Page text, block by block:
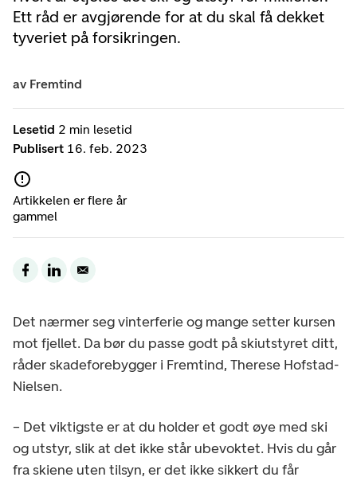
Ett råd er avgjørende for at du skal få dekket
tyveriet på forsikringen.
Lesetid 2 min lesetid
Publisert 16. feb. 2023
Artikkelen er flere år
gammel
av Fremtind
Det nærmer seg vinterferie og mange setter kursen
mot fjellet. Da bør du passe godt på skiutstyret ditt,
råder skadeforebygger i Fremtind, Therese Hofstad-
Nielsen.
– Det viktigste er at du holder et godt øye med ski
og utstyr, slik at det ikke står ubevoktet. Hvis du går
fra skiene uten tilsyn, er det ikke sikkert du får